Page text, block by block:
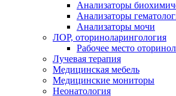
Анализаторы
Анализаторы
Анализаторы мочи
ЛОР, оториноларингология
Рабочее место
Лучевая терапия
Медицинская мебель
Медицинские мониторы
Неонатология